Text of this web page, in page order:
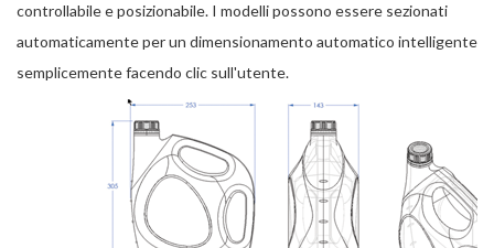
controllabile e posizionabile. I modelli possono essere sezionati
automaticamente per un dimensionamento automatico intelligente
semplicemente facendo clic sull'utente.